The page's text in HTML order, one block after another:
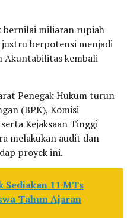
bernilai miliaran rupiah
justru berpotensi menjadi
Akuntabilitas kembali
Penegak Hukum turun
(BPK), Komisi
Kejaksaan Tinggi
melakukan audit dan
proyek ini.
Sediakan 11 MTs
Tahun Ajaran